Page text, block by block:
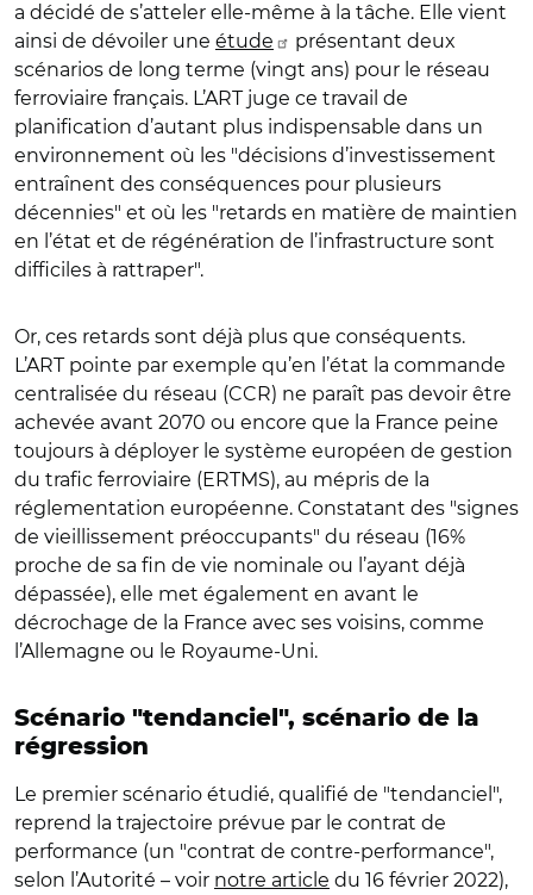
a décidé de s’atteler elle-même à la tâche. Elle vient
ainsi de dévoiler une étude
présentant deux
scénarios de long terme (vingt ans) pour le réseau
ferroviaire français. L’ART juge ce travail de
planification d’autant plus indispensable dans un
environnement où les "décisions d’investissement
entraînent des conséquences pour plusieurs
décennies" et où les "retards en matière de maintien
en l’état et de régénération de l’infrastructure sont
difficiles à rattraper".
Or, ces retards sont déjà plus que conséquents.
L’ART pointe par exemple qu’en l’état la commande
centralisée du réseau (CCR) ne paraît pas devoir être
achevée avant 2070 ou encore que la France peine
toujours à déployer le système européen de gestion
du trafic ferroviaire (ERTMS), au mépris de la
réglementation européenne. Constatant des "signes
de vieillissement préoccupants" du réseau (16%
proche de sa fin de vie nominale ou l’ayant déjà
dépassée), elle met également en avant le
décrochage de la France avec ses voisins, comme
l’Allemagne ou le Royaume-Uni.
Scénario "tendanciel", scénario de la
régression
Le premier scénario étudié, qualifié de "tendanciel",
reprend la trajectoire prévue par le contrat de
performance (un "contrat de contre-performance",
selon l’Autorité – voir notre article du 16 février 2022),